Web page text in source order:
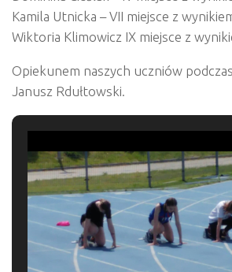
Kamila Utnicka – VII miejsce z
Wiktoria Klimowicz IX miejsce z
Opiekunem naszych uczniów
Janusz Rdułtowski.